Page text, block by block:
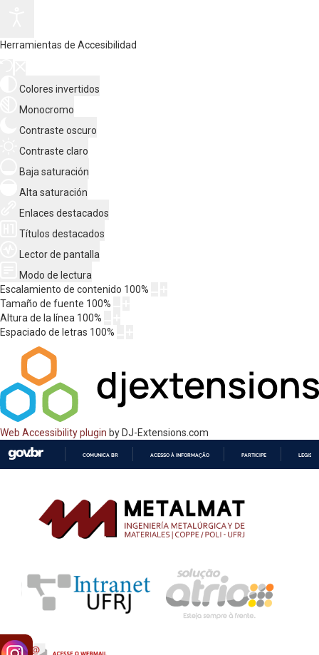
Herramientas de Accesibilidad
Colores invertidos
Monocromo
Contraste oscuro
Contraste claro
Baja saturación
Alta saturación
Enlaces destacados
Títulos destacados
Lector de pantalla
Modo de lectura
Escalamiento de contenido 100%
Tamaño de fuente 100%
Altura de la línea 100%
Espaciado de letras 100%
Web Accessibility plugin by DJ-Extensions.com
CONTEÚDO
COMUNICA BR ACESSO À INFORMAÇÃO PARTICIPE